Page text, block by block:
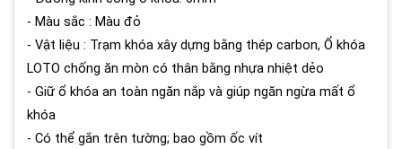
- Màu sắc : Màu đỏ
- Vật liệu : Trạm khóa xây dựng bằng thép carbon, Ổ khóa
LOTO chống ăn mòn có thân bằng nhựa nhiệt dẻo
- Giữ ổ khóa an toàn ngăn nắp và giúp ngăn ngừa mất ổ
khóa
- Có thể gắn trên tường; bao gồm ốc vít